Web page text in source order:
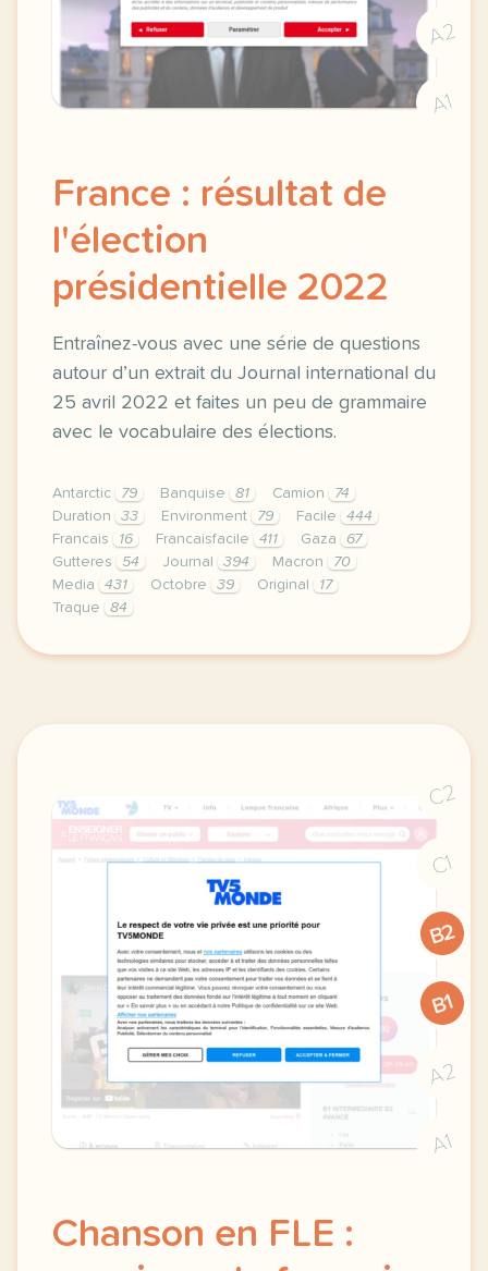
A2
A1
France : résultat de
l'élection
présidentielle 2022
Entraînez-vous avec une série de questions
autour d’un extrait du Journal international du
25 avril 2022 et faites un peu de grammaire
avec le vocabulaire des élections.
Antarctic 79 Banquise 81 Camion
74
Duration
33 Environment 79 Facile
444
Francais
16 Francaisfacile 411 Gaza
67
Gutteres
54 Journal 394 Macron
70
Media
431 Octobre 39 Original
17
Traque
84
exercice b1 france resultat de l election
C2
C1
B2
B1
A2
A1
Chanson en FLE :